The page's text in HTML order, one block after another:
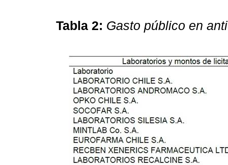
Tabla 2: Gasto público en